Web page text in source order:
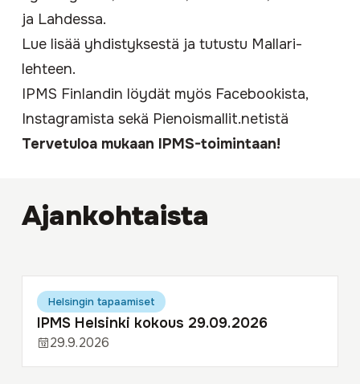
ja Lahdessa.
Lue lisää yhdistyksestä ja tutustu Mallari-
lehteen.
IPMS Finlandin löydät myös Facebookista,
Instagramista sekä Pienoismallit.netistä
Tervetuloa mukaan IPMS-toimintaan!
Ajankohtaista
Helsingin tapaamiset
IPMS Helsinki kokous 29.09.2026
29.9.2026